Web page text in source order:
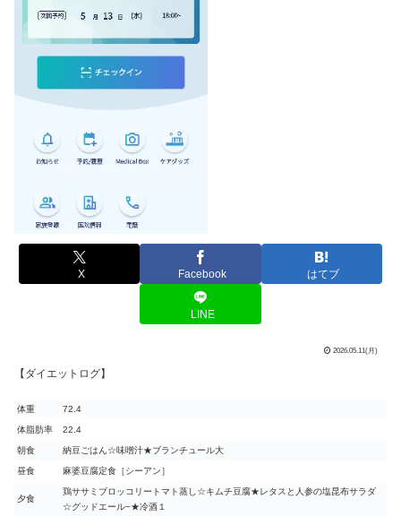
X Facebook はてブ
LINE
2026.05.11(月)
【ダイエットログ】
体重 72.4
体脂肪率 22.4
朝食 納豆ごはん☆味噌汁★ブランチュール大
昼食 麻婆豆腐定食［シーアン］
夕食
鶏ササミブロッコリートマト蒸し☆キムチ豆腐★レタスと人参の塩昆布サラダ
☆グッドエール−★冷酒１